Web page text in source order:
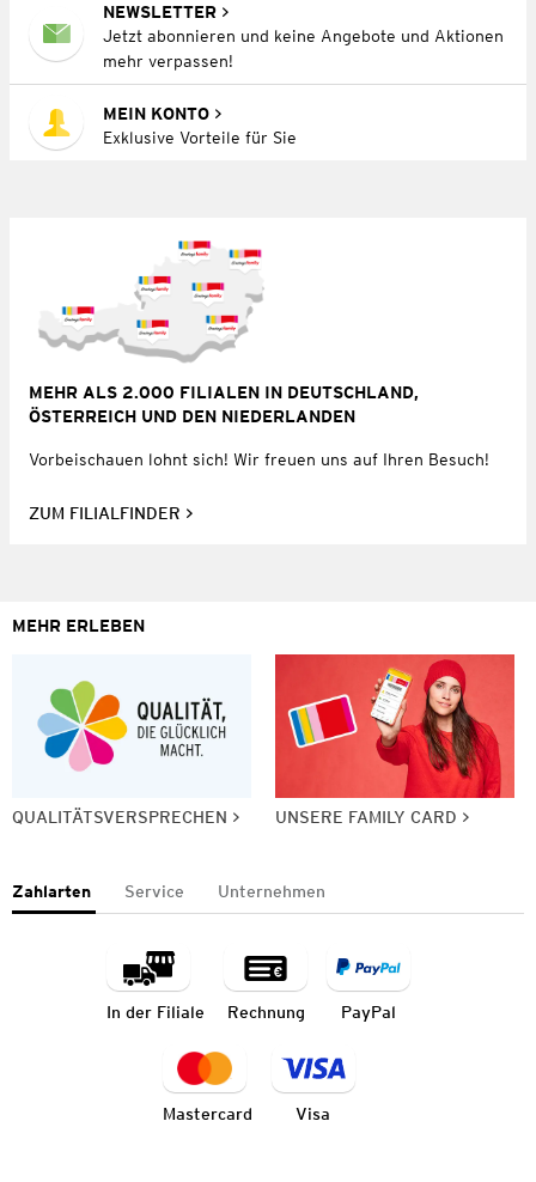
NEWSLETTER
Jetzt abonnieren und keine Angebote und Aktionen
mehr verpassen!
MEIN KONTO
Exklusive Vorteile für Sie
MEHR ALS 2.000 FILIALEN IN DEUTSCHLAND,
ÖSTERREICH UND DEN NIEDERLANDEN
Vorbeischauen lohnt sich! Wir freuen uns auf Ihren Besuch!
ZUM FILIALFINDER
MEHR ERLEBEN
QUALITÄTSVERSPRECHEN UNSERE FAMILY CARD
Zahlarten Service Unternehmen
In der Filiale Rechnung PayPal
Mastercard Visa